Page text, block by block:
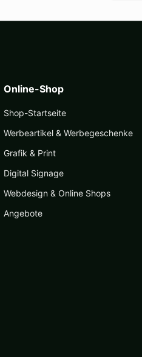
Online-Shop
Shop-Startseite
Werbeartikel & Werbegeschenke
Grafik & Print
Digital Signage
Webdesign & Online Shops
Angebote